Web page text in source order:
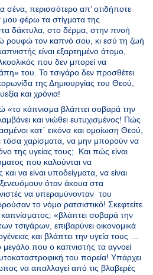
σένα, περισσότερο απ’ οτιδήποτε
φέρω τα στίγματα της
δάκτυλα, στο δέρμα, στην πνοή
ρουφώ τον καπνό σου, κι εσύ τη ζωή
είναι εξαρτημένο άτομο,
που δεν μπορεί να
του. Το τσιγάρο δεν προσθέτει
της Δημιουργίας του Θεού,
και χρόνια!
«το κάπνισμα βλάπτει σοβαρά την
και νιώθει ευτυχισμένος! Πώς
κατ΄ εικόνα και ομοίωση Θεού,
χαρίσματα, να μην μπορούν να
της υγείας τους; Και πώς είναι
που καλούνται να
να είναι υποδείγματα, να είναι
όταν άκουα στα
να υπεραμύνονταν του
το νόμο ρατσιστικό! Σκεφτείτε
καπνίσματος: «βλάπτει σοβαρά την
τσιγάρων, επιβαρύνει οικονομικά
και βλάπτει την υγεία τους …
που ο καπνιστής τα αγνοεί
του πορεία! Υπάρχει
να απαλλαγεί από τις βλαβερές